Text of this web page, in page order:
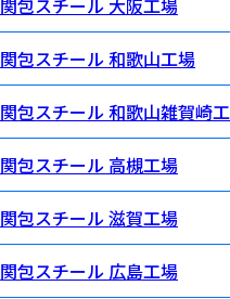
関包スチール 和歌山工場
関包スチール 和歌山雑賀崎
関包スチール 高槻工場
関包スチール 滋賀工場
関包スチール 広島工場